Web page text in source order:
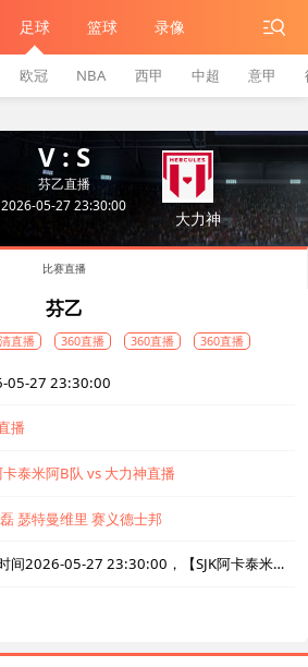
足球 篮球 录像
欧冠 NBA 西甲 中超 意甲
V : S
芬乙直播
2026-05-27 23:30:00
大力神
比赛直播
芬乙
直播 360直播 360直播 360直播
05-27 23:30:00
播
卡泰米阿B队 vs 大力神直播
瑟特曼维里 赛义德士邦
【直播内容】：北京时间2026-05-27 23:30:00，【SJK阿卡泰米阿B队vs大力神】直播准时在线播放，喜欢看比赛的朋友可以提前收藏本页面以免错过直播。盈点直播网_足球直播还为您在本页面索引了相关直播、SJK阿卡泰米阿B队直播、大力神直播的近期比赛列表以及两队历史交锋、两队赛程。